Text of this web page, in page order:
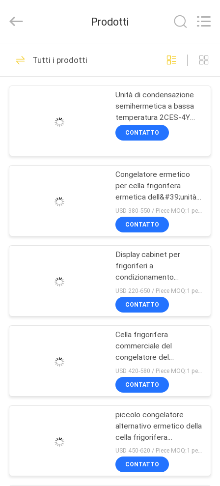
CASA
PRODOTTI
CIRCA
FABBRICA
CONTROLLO
CASI
RICHIEDA
Reserved.
unità condensatrice
refrigerazione
118
Piccola unità di
condensazione
32
Unità di
condensazione
ermetica dei semi
condensazione
raffreddata aria
74
37
Prodotti
Tutti i prodotti
Unità di condensazione
semihermetica a bassa
temperatura 2CES-4Y
per frigorifero 380V
CONTATTO
Congelatore ermetico
per cella frigorifera
ermetica dell&#39;unità
di condensazione 2HP
R404A 220V 50Hz del
compressore del rotolo
USD 380-550 / Piece MOQ:1 pezzo
CONTATTO
Display cabinet per
frigoriferi a
condizionamento
ermetico da 1 HP a 5 HP
CONTATTO
Cella frigorifera
commerciale del
congelatore del
refrigerante naturale
ermetico del rotolo
dell&#39;unità 1.5HP del
amichevole di Eco R290
CONTATTO
piccolo congelatore
alternativo ermetico della
cella frigorifera
dell&#39;America Latina
dell&#39;America del
Nord dell&#39;unità 3HP
USD 450-620 / Piece MOQ:1 pezzo
CONTATTO